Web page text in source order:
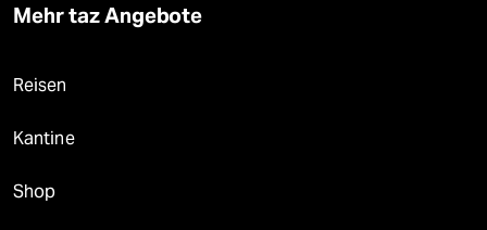
Mehr taz Angebote
Reisen
Kantine
Shop